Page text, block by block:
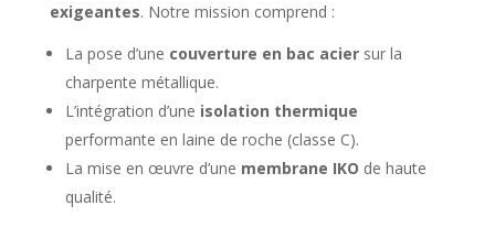
exigeantes. Notre mission comprend :
La pose d’une couverture en bac aciersur la
charpente métallique.
L’intégration d’une isolation thermique
performante en laine de roche (classe C).
La mise en œuvre d’une membrane IKO de haute
qualité.